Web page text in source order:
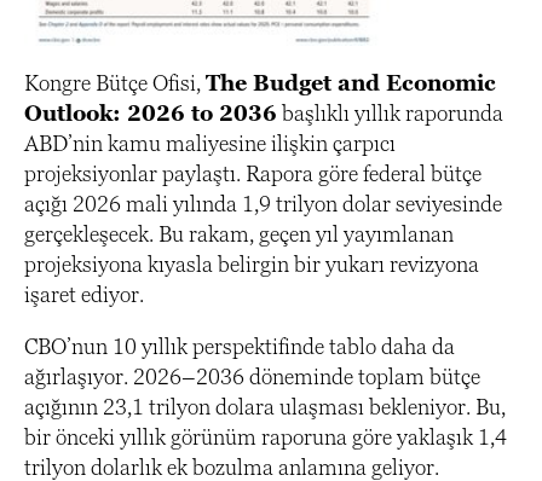
Kongre Bütçe Ofisi, The Budget and Economic
Outlook: 2026 to 2036 başlıklı yıllık raporunda
ABD’nin kamu maliyesine ilişkin çarpıcı
projeksiyonlar paylaştı. Rapora göre federal bütçe
açığı 2026 mali yılında 1,9 trilyon dolar seviyesinde
gerçekleşecek. Bu rakam, geçen yıl yayımlanan
projeksiyona kıyasla belirgin bir yukarı revizyona
işaret ediyor.
CBO’nun 10 yıllık perspektifinde tablo daha da
ağırlaşıyor. 2026–2036 döneminde toplam bütçe
açığının 23,1 trilyon dolara ulaşması bekleniyor. Bu,
bir önceki yıllık görünüm raporuna göre yaklaşık 1,4
trilyon dolarlık ek bozulma anlamına geliyor.